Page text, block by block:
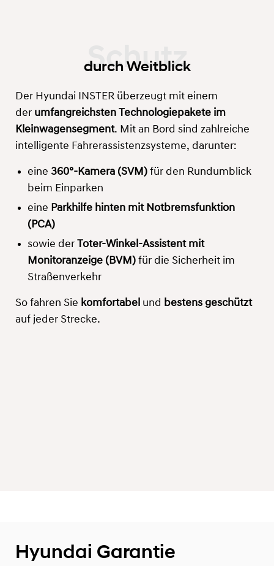
durch Weitblick
Der Hyundai INSTER überzeugt mit einem
der umfangreichsten Technologiepakete im
Kleinwagensegment. Mit an Bord sind zahlreiche
intelligente Fahrerassistenzsysteme, darunter:
eine 360°-Kamera (SVM) für den Rundumblick
beim Einparken
eine Parkhilfe hinten mit Notbremsfunktion
(PCA)
sowie der Toter-Winkel-Assistent mit
Monitoranzeige (BVM) für die Sicherheit im
Straßenverkehr
So fahren Sie komfortabel und bestens geschützt
auf jeder Strecke.
Hyundai Garantie